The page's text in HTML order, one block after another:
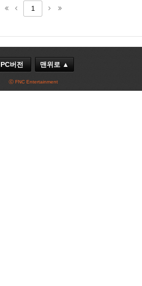
1
PC버전 맨위로 ▲
ⓒ FNC Entertainment